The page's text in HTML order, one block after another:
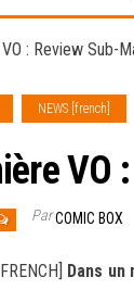
: Review Sub-
NEWS [french]
VO
ParCOMIC BOX
Dans